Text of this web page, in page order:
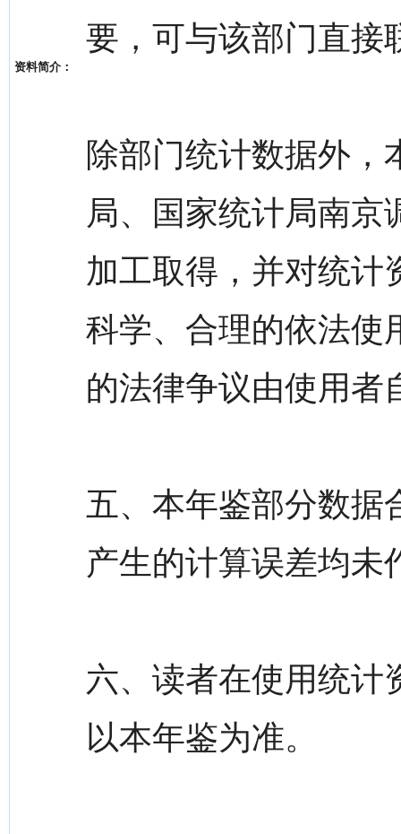
资料简介：
要，可与该部门直接
除部门统计数据外，
局、国家统计局南京
加工取得，并对统计
科学、合理的依法使
的法律争议由使用者
五、本年鉴部分数据
产生的计算误差均未
六、读者在使用统计
以本年鉴为准。